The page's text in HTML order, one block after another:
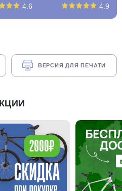
4.6
4.9
ВЕРСИЯ ДЛЯ ПЕЧАТИ